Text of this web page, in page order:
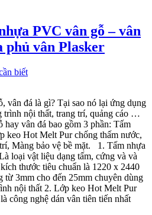
PVC vân gỗ – vân
phủ vân Plasker
biết
vân đá là gì? Tại sao nó lại ứng dụng
trình nội thất, trang trí, quảng cáo …
hay vân đá bao gồm 3 phần: Tấm
keo Hot Melt Pur chống thấm nước,
Màng bảo vệ bề mặt. 1. Tấm nhựa
loại vật liệu dạng tấm, cứng và và
thước tiêu chuẩn là 1220 x 2440
từ 3mm cho đến 25mm chuyên dùng
nội thất 2. Lớp keo Hot Melt Pur
công nghệ dán vân tiên tiến nhất